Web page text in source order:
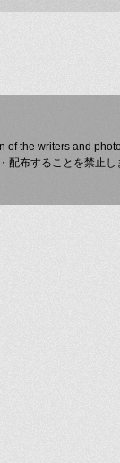
the writers and
配布することを禁止